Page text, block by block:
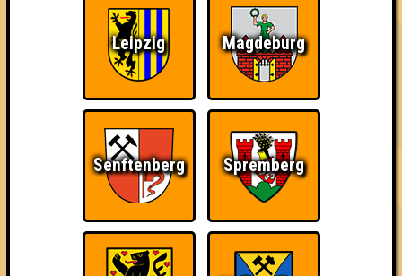
Knapp daneben! Erster! So kurz vorm Sieg!
The Last of Us Wir sind ERSTER?!
Leipzig Magdeburg
Senftenberg Spremberg